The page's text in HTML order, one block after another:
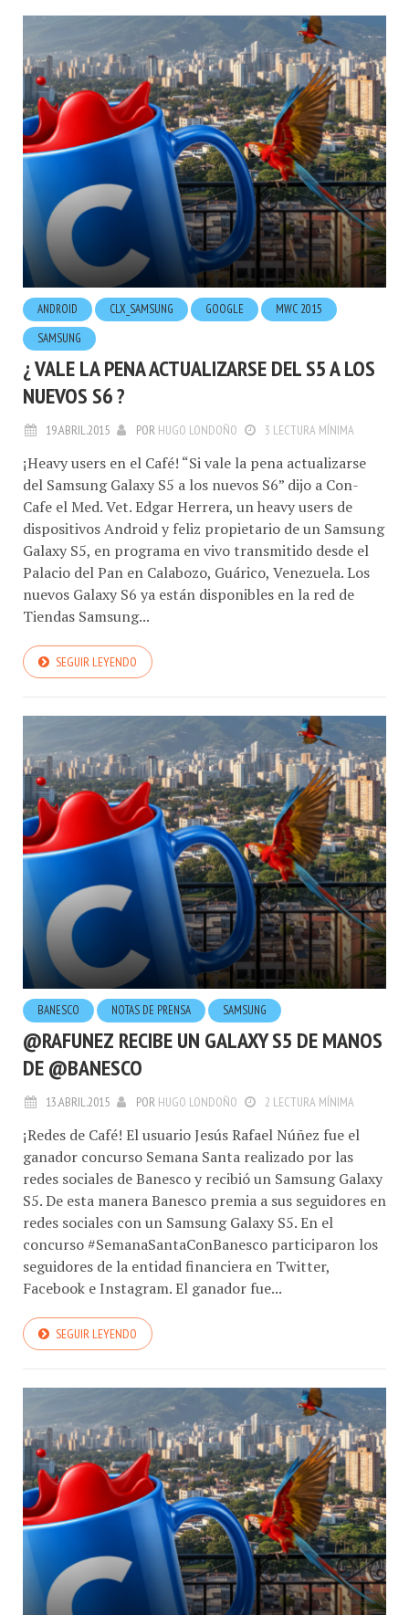
ANDROID CLX_SAMSUNG GOOGLE
MWC 2015
SAMSUNG
¿ VALE LA PENA ACTUALIZARSE DEL S5 A LOS
NUEVOS S6 ?
19.ABRIL.2015 POR HUGO LONDOÑO 3 LECTURA MÍNIMA
¡Heavy users en el Café! “Si vale la pena actualizarse
del Samsung Galaxy S5 a los nuevos S6” dijo a Con-
Cafe el Med. Vet. Edgar Herrera, un heavy users de
dispositivos Android y feliz propietario de un Samsung
Galaxy S5, en programa en vivo transmitido desde el
Palacio del Pan en Calabozo, Guárico, Venezuela. Los
nuevos Galaxy S6 ya están disponibles en la red de
Tiendas Samsung...
SEGUIR LEYENDO
BANESCO NOTAS DE PRENSA SAMSUNG
@RAFUNEZ RECIBE UN GALAXY S5 DE MANOS
DE @BANESCO
13.ABRIL.2015 POR HUGO LONDOÑO 2 LECTURA MÍNIMA
¡Redes de Café! El usuario Jesús Rafael Núñez fue el
ganador concurso Semana Santa realizado por las
redes sociales de Banesco y recibió un Samsung Galaxy
S5. De esta manera Banesco premia a sus seguidores en
redes sociales con un Samsung Galaxy S5. En el
concurso #SemanaSantaConBanesco participaron los
seguidores de la entidad financiera en Twitter,
Facebook e Instagram. El ganador fue...
SEGUIR LEYENDO